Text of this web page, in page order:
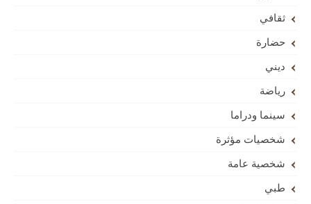
ثقافي
حضارة
ديني
رياضة
سينما ودراما
شخصيات مؤثرة
شخصية عامة
طبي